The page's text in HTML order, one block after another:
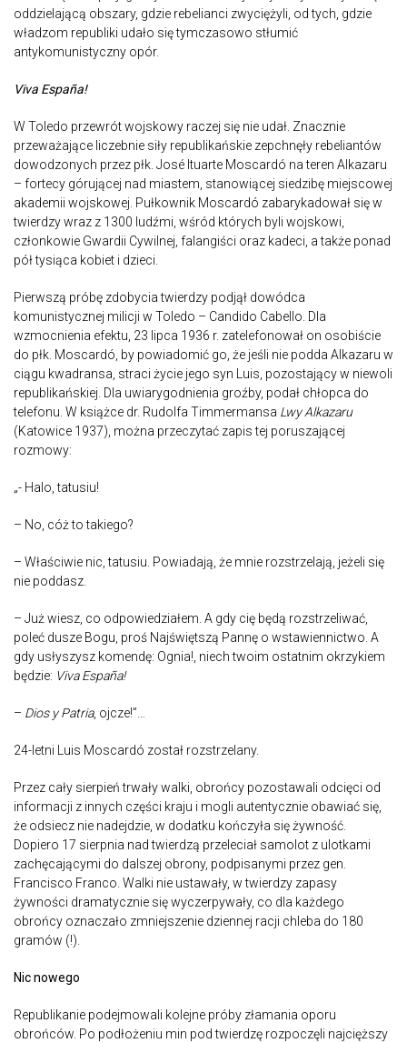
oddzielającą obszary, gdzie rebelianci zwyciężyli, od tych, gdzie
władzom republiki udało się tymczasowo stłumić
antykomunistyczny opór.
Viva España!
W Toledo przewrót wojskowy raczej się nie udał. Znacznie
przeważające liczebnie siły republikańskie zepchnęły rebeliantów
dowodzonych przez płk. José Ituarte Moscardó na teren Alkazaru
– fortecy górującej nad miastem, stanowiącej siedzibę miejscowej
akademii wojskowej. Pułkownik Moscardó zabarykadował się w
twierdzy wraz z 1300 ludźmi, wśród których byli wojskowi,
członkowie Gwardii Cywilnej, falangiści oraz kadeci, a także ponad
pół tysiąca kobiet i dzieci.
Pierwszą próbę zdobycia twierdzy podjął dowódca
komunistycznej milicji w Toledo – Candido Cabello. Dla
wzmocnienia efektu, 23 lipca 1936 r. zatelefonował on osobiście
do płk. Moscardó, by powiadomić go, że jeśli nie podda Alkazaru w
ciągu kwadransa, straci życie jego syn Luis, pozostający w niewoli
republikańskiej. Dla uwiarygodnienia groźby, podał chłopca do
telefonu. W książce dr. Rudolfa Timmermansa Lwy Alkazaru
(Katowice 1937), można przeczytać zapis tej poruszającej
rozmowy:
„- Halo, tatusiu!
– No, cóż to takiego?
– Właściwie nic, tatusiu. Powiadają, że mnie rozstrzelają, jeżeli się
nie poddasz.
– Już wiesz, co odpowiedziałem. A gdy cię będą rozstrzeliwać,
poleć dusze Bogu, proś Najświętszą Pannę o wstawiennictwo. A
gdy usłyszysz komendę: Ognia!, niech twoim ostatnim okrzykiem
będzie: Viva España!
– Dios y Patria, ojcze!”…
24-letni Luis Moscardó został rozstrzelany.
Przez cały sierpień trwały walki, obrońcy pozostawali odcięci od
informacji z innych części kraju i mogli autentycznie obawiać się,
że odsiecz nie nadejdzie, w dodatku kończyła się żywność.
Dopiero 17 sierpnia nad twierdzą przeleciał samolot z ulotkami
zachęcającymi do dalszej obrony, podpisanymi przez gen.
Francisco Franco. Walki nie ustawały, w twierdzy zapasy
żywności dramatycznie się wyczerpywały, co dla każdego
obrońcy oznaczało zmniejszenie dziennej racji chleba do 180
gramów (!).
Nic nowego
Republikanie podejmowali kolejne próby złamania oporu
obrońców. Po podłożeniu min pod twierdzę rozpoczęli najcięższy